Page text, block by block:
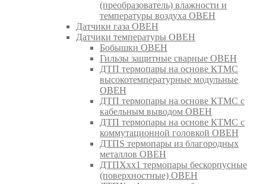
(преобразователь) влажности и
температуры воздуха ОВЕН
Датчики газа ОВЕН
Датчики температуры ОВЕН
Бобышки ОВЕН
Гильзы защитные сварные ОВЕН
ДТП термопары на основе КТМС
высокотемпературные модульные
ОВЕН
ДТП термопары на основе КТМС с
кабельным выводом ОВЕН
ДТП термопары на основе КТМС с
коммутационной головкой ОВЕН
ДТПS термопары из благородных
металлов ОВЕН
ДТПХхх1 термопары бескорпусные
(поверхностные) ОВЕН